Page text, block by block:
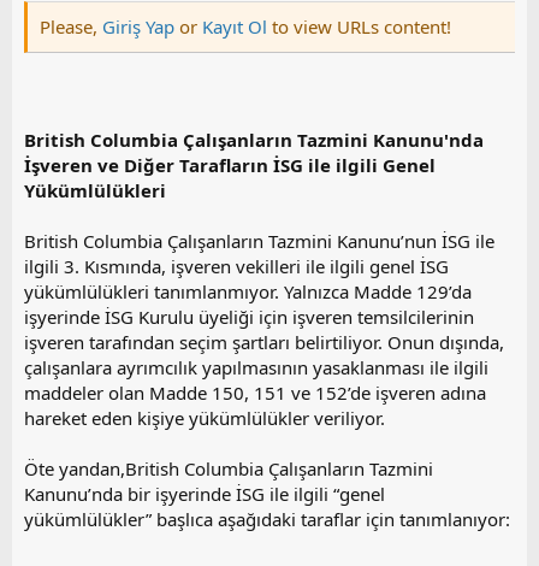
Please, Giriş Yap or Kayıt Ol to view URLs content!
British Columbia Çalışanların Tazmini Kanunu'nda
İşveren ve Diğer Tarafların İSG ile ilgili Genel
Yükümlülükleri
British Columbia Çalışanların Tazmini Kanunu’nun İSG ile
ilgili 3. Kısmında, işveren vekilleri ile ilgili genel İSG
yükümlülükleri tanımlanmıyor. Yalnızca Madde 129’da
işyerinde İSG Kurulu üyeliği için işveren temsilcilerinin
işveren tarafından seçim şartları belirtiliyor. Onun dışında,
çalışanlara ayrımcılık yapılmasının yasaklanması ile ilgili
maddeler olan Madde 150, 151 ve 152’de işveren adına
hareket eden kişiye yükümlülükler veriliyor.
Öte yandan,British Columbia Çalışanların Tazmini
Kanunu’nda bir işyerinde İSG ile ilgili “genel
yükümlülükler” başlıca aşağıdaki taraflar için tanımlanıyor: